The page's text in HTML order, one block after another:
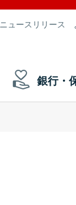
ニュースリリース
銀行・